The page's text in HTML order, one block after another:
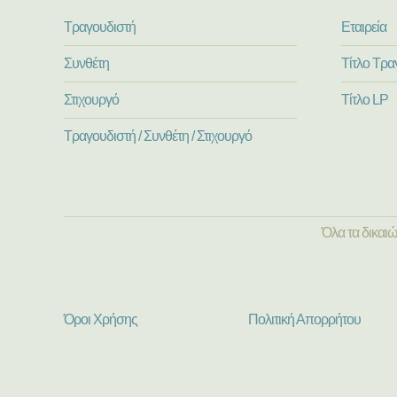
Τραγουδιστή
Συνθέτη
Στιχουργό
Τραγουδιστή / Συνθέτη / Στιχουργό
Εταιρεία
Τίτλο
Τίτλο LP
Όλα τα
Όροι Χρήσης Πολιτική Απορρήτου